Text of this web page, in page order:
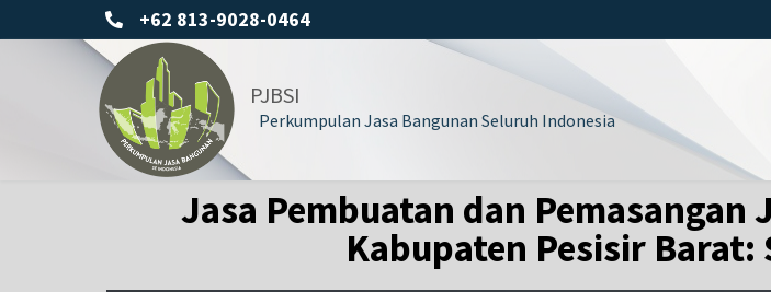
+62 813-9028-0464
PJBSI
Perkumpulan Jasa Bangunan Seluruh Indonesia
Jasa Pembuatan dan
Kabupaten Pesisir